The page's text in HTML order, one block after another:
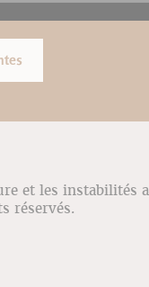
et les instabilités
réservés.